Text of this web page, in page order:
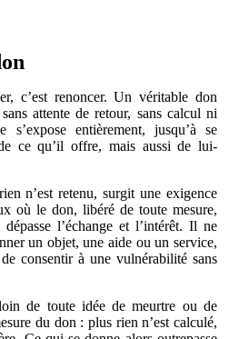
c’est renoncer. Un véritable don
attente de retour, sans calcul ni
entièrement, jusqu’à se
ce qu’il offre, mais aussi de lui-
n’est retenu, surgit une exigence
où le don, libéré de toute mesure,
l’échange et l’intérêt. Il ne
un objet, une aide ou un service,
consentir à une vulnérabilité sans
de toute idée de meurtre ou de
du don : plus rien n’est calculé,